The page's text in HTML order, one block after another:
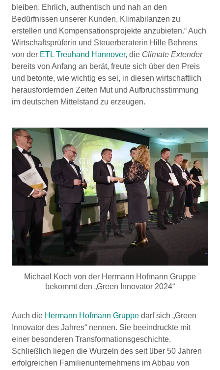
bleiben. Ehrlich, authentisch und nah an den
Bedürfnissen unserer Kunden, Klimabilanzen zu
erstellen und Kompensationsprojekte anzubieten.“ Auch
Wirtschaftsprüferin und Steuerberaterin Hille Behrens
von der ETL Treuhand Hannover, die Climate Extender
bereits von Anfang an berät, freute sich über den Preis
und betonte, wie wichtig es sei, in diesen wirtschaftlich
herausfordernden Zeiten Mut und Aufbruchsstimmung
im deutschen Mittelstand zu erzeugen.
Michael Koch von der Hermann Hofmann Gruppe
bekommt den „Green Innovator 2024“
Auch die Hermann Hofmann Gruppe darf sich „Green
Innovator des Jahres“ nennen. Sie beeindruckte mit
einer besonderen Transformationsgeschichte.
Schließlich liegen die Wurzeln des seit über 50 Jahren
erfolgreichen Familienunternehmens im Abbau von